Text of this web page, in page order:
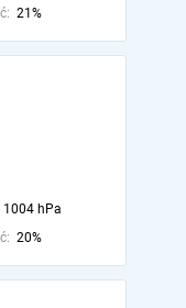
21%
1004 hPa
20%